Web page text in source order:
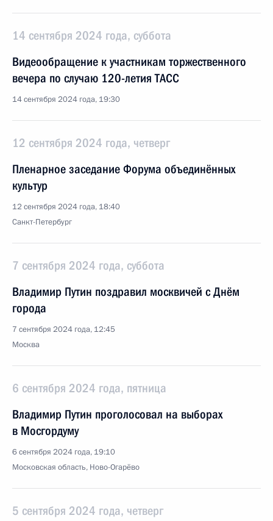
14 сентября 2024 года, суббота
Видеообращение к участникам торжественного
вечера по случаю 120-летия ТАСС
14 сентября 2024 года, 19:30
12 сентября 2024 года, четверг
Пленарное заседание Форума объединённых
культур
12 сентября 2024 года, 18:40
Санкт-Петербург
7 сентября 2024 года, суббота
Владимир Путин поздравил москвичей с Днём
города
7 сентября 2024 года, 12:45
Москва
6 сентября 2024 года, пятница
Владимир Путин проголосовал на выборах
в Мосгордуму
6 сентября 2024 года, 19:10
Московская область, Ново-Огарёво
5 сентября 2024 года, четверг